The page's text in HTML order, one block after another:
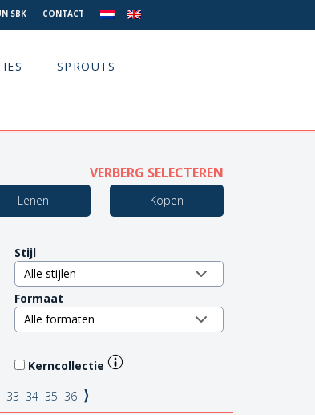
SBK CONTACT
SPROUTS
VERBERG SELECTEREN
Lenen Kopen
Stijl
Formaat
Kerncollectie
33 34 35 36 ⟩